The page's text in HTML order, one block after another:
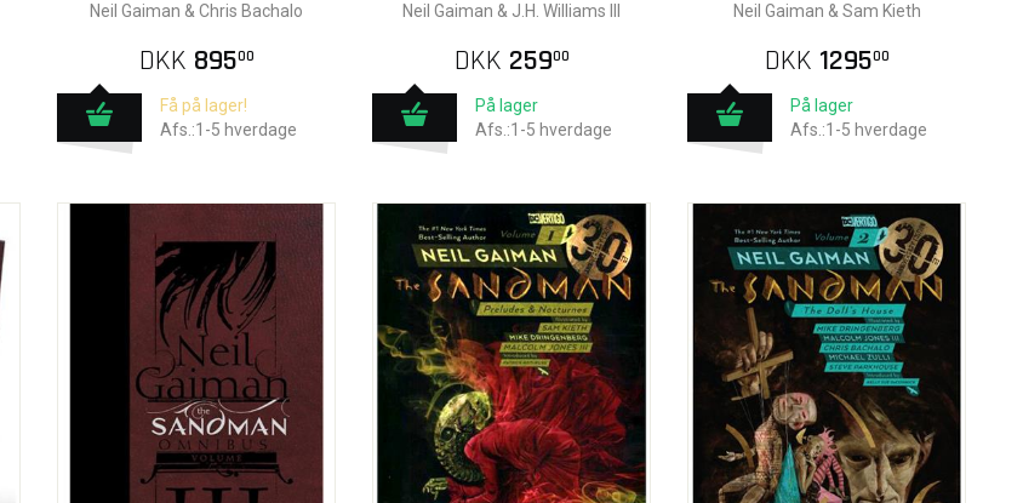
Neil Gaiman & Chris Bachalo
DKK 89500
Få på lager!
Afs.:1-5 hverdage
Neil Gaiman & J.H. Williams III
DKK 25900
På lager
Afs.:1-5 hverdage
Neil Gaiman & Sam Kieth
DKK 129500
På lager
Afs.:1-5 hverdage